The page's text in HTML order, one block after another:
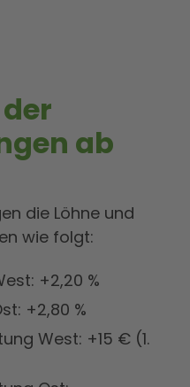
ab
die Löhne und
wie folgt:
+2,20 %
+2,80 %
West: +15 € (1.